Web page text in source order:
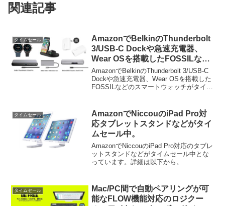
関連記事
タイムセール
AmazonでBelkinのThunderbolt
3/USB-C Dockや急速充電器、
Wear OSを搭載したFOSSILなど
のスマートウォッチがタイムセー
ル中。
AmazonでBelkinのThunderbolt 3/USB-C
Dockや急速充電器、Wear OSを搭載した
FOSSILなどのスマートウォッチがタイム
タイムセール
AmazonでNiccouのiPad Pro対
応タブレットスタンドなどがタイ
ムセール中。
AmazonでNiccouのiPad Pro対応のタブレ
ットスタンドなどがタイムセール中とな
っています。詳細は以下から。
タイムセール
Mac/PC間で自動ペアリングが可
能なFLOW機能対応のロジクー